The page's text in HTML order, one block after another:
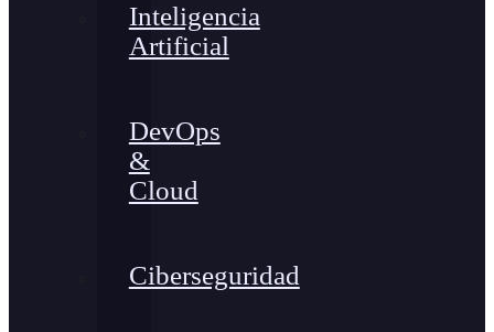
Inteligencia
Artificial
DevOps
&
Cloud
Ciberseguridad